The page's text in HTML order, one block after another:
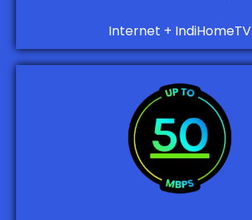
Internet + IndiHomeTV